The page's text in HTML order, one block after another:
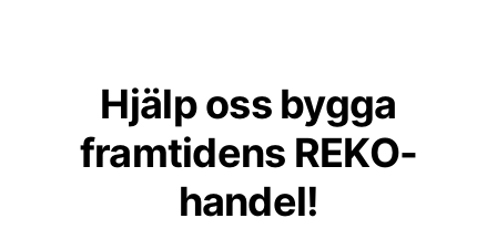
Hjälp oss bygga
framtidens REKO-
handel!